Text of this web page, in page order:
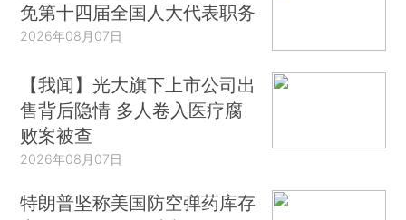
免第十四届全国人大代表职务
2026年08月07日
【我闻】光大旗下上市公司出
售背后隐情 多人卷入医疗腐
败案被查
2026年08月07日
特朗普坚称美国防空弹药库存